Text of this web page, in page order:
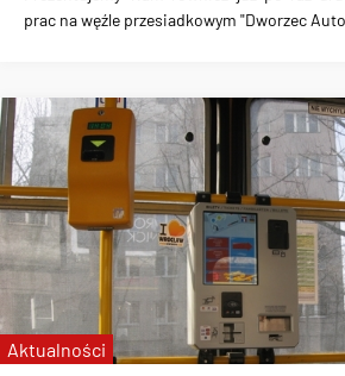
prac na węźle przesiadkowym "Dworzec
Aktualności